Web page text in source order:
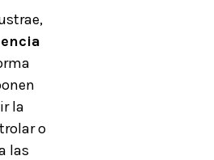
la
o
las